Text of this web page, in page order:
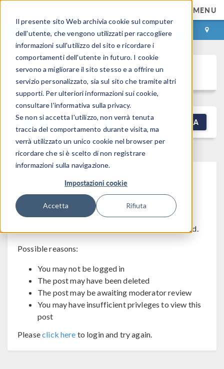
Il presente sito Web archivia cookie sul computer
dell'utente, che vengono utilizzati per raccogliere
informazioni sull'utilizzo del sito e ricordare i
comportamenti dell'utente in futuro. I cookie
servono a migliorare il sito stesso e a offrire un
servizio personalizzato, sia sul sito che tramite altri
supporti. Per ulteriori informazioni sui cookie,
consultare l'informativa sulla privacy.
Se non si accetta l'utilizzo, non verrà tenuta
traccia del comportamento durante visita, ma
verrà utilizzato un unico cookie nel browser per
ricordare che si è scelto di non registrare
informazioni sulla navigazione.
Impostazioni cookie
Accetta Rifiuta
MENU
ACCEDI CONTACT
Discussion Forum
NEW DISCUSSION FILTRA
This forum post cannot be
viewed
The post you are trying to view cannot be displayed.
Possible reasons:
You may not be logged in
The post may have been deleted
The post may be awaiting moderator review
You may have insufficient privleges to view this
post
Pleaseclick here to login and try again.